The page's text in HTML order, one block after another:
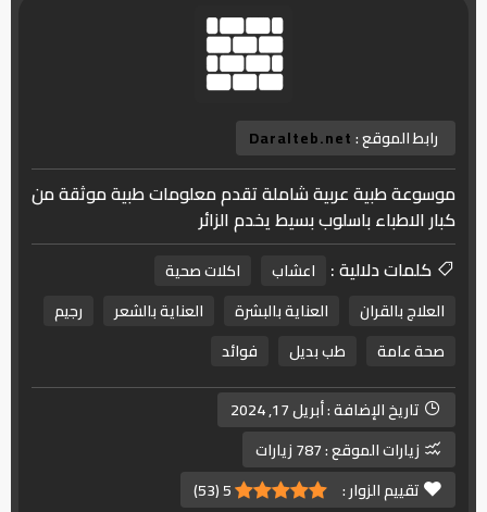
رابط الموقع :Daralteb.net
موسوعة طبية عربية شاملة تقدم معلومات طبية موثقة من
كبار الاطباء باسلوب بسيط يخدم الزائر
كلمات دلالية :
اعشاب
اكلات صحية
العلاج بالقران
العناية بالبشرة العناية بالشعر
رجيم
صحة عامة
طب بديل فوائد
تاريخ الإضافة :أبريل 17, 2024
زيارات الموقع :787 زيارات
تقييم الزوار :
5
(
53
)